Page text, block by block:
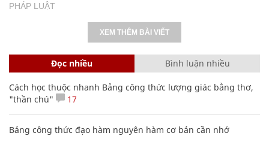
PHÁP LUẬT
XEM THÊM BÀI VIẾT
Đọc nhiều Bình luận nhiều
Cách học thuộc nhanh Bảng công thức lượng giác bằng thơ,
"thần chú"
17
Bảng công thức đạo hàm nguyên hàm cơ bản cần nhớ